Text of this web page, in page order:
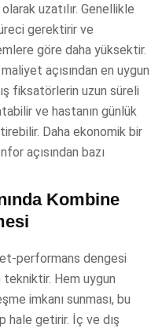
uzatılır. Genellikle
gerektirir ve
göre daha yüksektir.
açısından en uygun
fiksatörlerin uzun süreli
ve hastanın günlük
Daha ekonomik bir
açısından bazı
Kombine
performans dengesi
tekniktir. Hem uygun
imkanı sunması, bu
hale getirir. İç ve dış